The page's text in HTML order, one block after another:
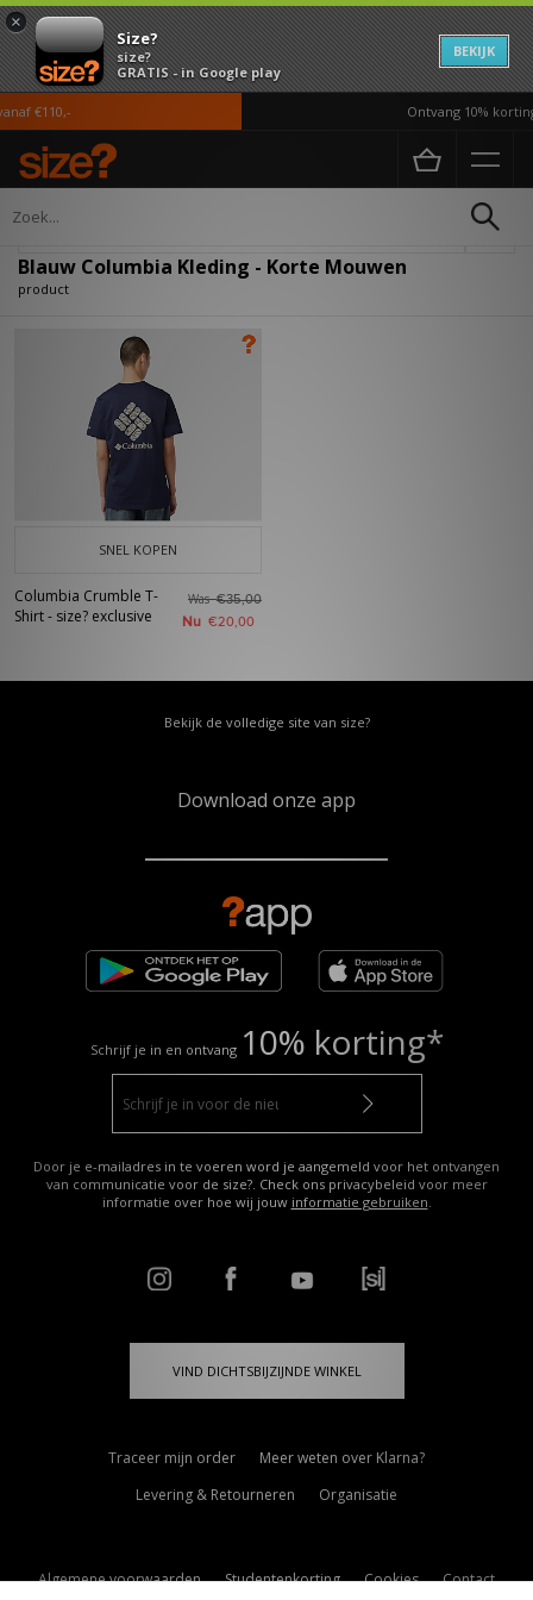
×
Size?
size?
GRATIS - in Google play
BEKIJK
€110,- Ontvang 10%
Home Heren
Blauw Columbia Kleding - Korte Mouwen
product
SNEL KOPEN
Columbia Crumble T-
Shirt - size? exclusive
Was€35,00
Nu €20,00
Bekijk de volledige site van size?
Download onze app
Schrijf je in en ontvang 10% korting*
Door je e-mailadres in te voeren word je aangemeld voor het ontvangen
van communicatie voor de size?. Check ons privacybeleid voor meer
informatie over hoe wij jouw informatie gebruiken.
VIND DICHTSBIJZIJNDE WINKEL
Traceer mijn order
Meer weten over Klarna?
Levering & Retourneren
Organisatie
Algemene voorwaarden Studentenkorting Cookies Contact